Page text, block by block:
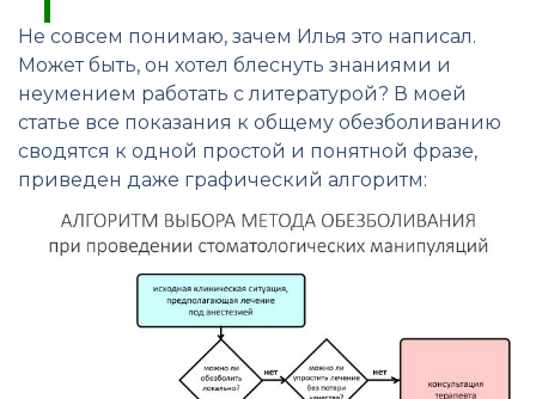
Не совсем понимаю, зачем Илья это написал.
Может быть, он хотел блеснуть знаниями и
неумением работать с литературой? В моей
статье все показания к общему обезболиванию
сводятся к одной простой и понятной фразе,
приведен даже графический алгоритм: